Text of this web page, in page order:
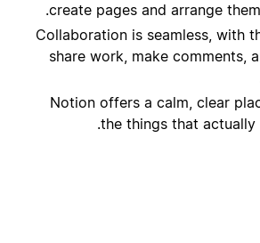
create pages and arrange
Collaboration is seamless, with
share work, make comments,
Notion offers a calm, clear
the things that actually